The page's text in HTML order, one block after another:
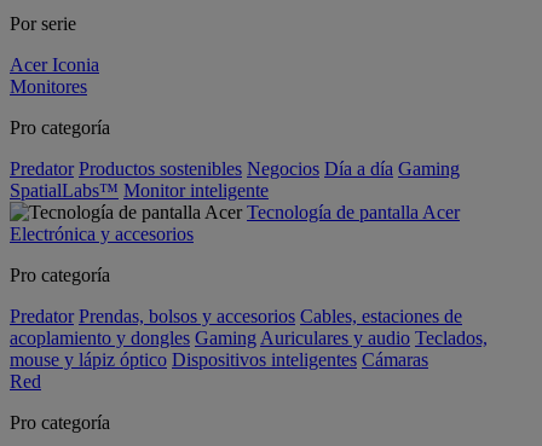
Por serie
Acer Iconia
Monitores
Pro categoría
Predator Productos sostenibles Negocios Día a día Gaming
SpatialLabs™ Monitor inteligente
Tecnología de pantalla Acer
Electrónica y accesorios
Pro categoría
Predator Prendas, bolsos y accesorios Cables, estaciones de
acoplamiento y dongles Gaming Auriculares y audio Teclados,
mouse y lápiz óptico Dispositivos inteligentes Cámaras
Red
Pro categoría